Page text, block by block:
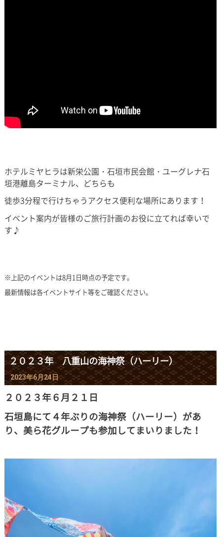
ホテルミヤヒラは新栄公園・石垣市民会館・ユーグレナ石
垣港離島ターミナル、どちらも
徒歩3分程で行けちゃうアクセス便利な場所にあります！
イベント案内が皆様のご旅行計画のお役に立てれば幸いで
す♪
※上記のイベントは8月1日時点の予定です。
最新情報は各イベントサイト等をご確認ください。
２０２３年 八重山の海神祭（ハーリー）
2023年6月24日
２０２３年６月２１日
石垣島にて４年ぶりの海神祭（ハーリー）があ
り、美ら花グループも参加してまいりました！